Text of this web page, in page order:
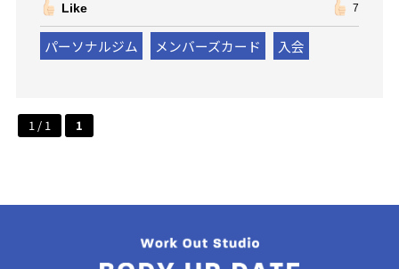
Like 7
パーソナルジム メンバーズカード 入会
1 / 1 1